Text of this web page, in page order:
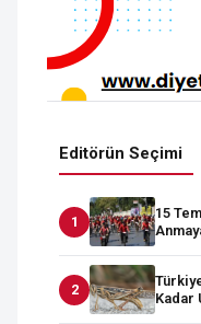
Editörün Seçimi
15
Kadar